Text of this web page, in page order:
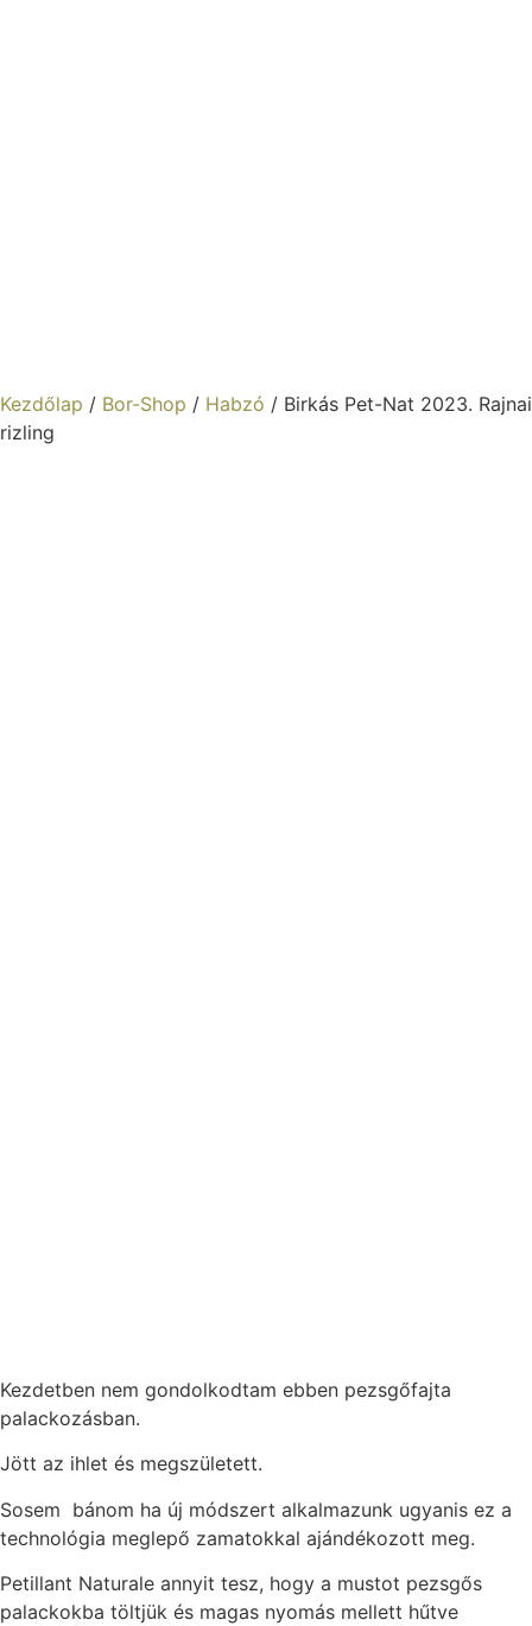
Kezdőlap / Bor-Shop / Habzó / Birkás Pet-Nat 2023. Rajnai
rizling
Kezdetben nem gondolkodtam ebben pezsgőfajta
palackozásban.
Jött az ihlet és megszületett.
Sosem bánom ha új módszert alkalmazunk ugyanis ez a
technológia meglepő zamatokkal ajándékozott meg.
Petillant Naturale annyit tesz, hogy a mustot pezsgős
palackokba töltjük és magas nyomás mellett hűtve